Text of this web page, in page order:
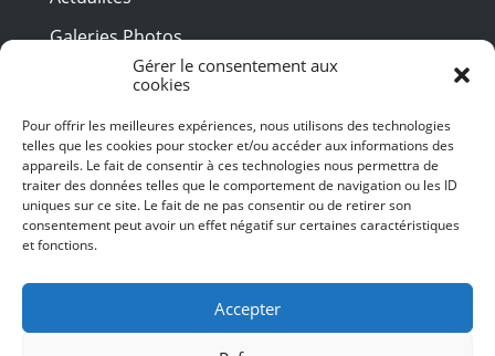
Gérer le consentement aux
cookies
Pour offrir les meilleures expériences, nous utilisons des technologies
telles que les cookies pour stocker et/ou accéder aux informations des
appareils. Le fait de consentir à ces technologies nous permettra de
traiter des données telles que le comportement de navigation ou les ID
uniques sur ce site. Le fait de ne pas consentir ou de retirer son
consentement peut avoir un effet négatif sur certaines caractéristiques
et fonctions.
Accepter
Galeries Photos
Vidéothèque
Presse
Billetterie
Recrutement
Mentions légales
Politique de confidentialité
SUIVEZ-NOUS